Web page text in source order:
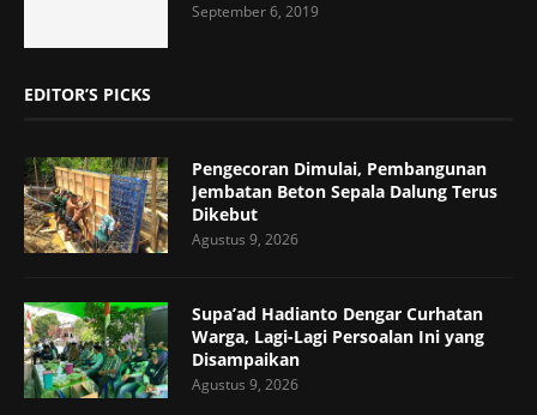
September 6, 2019
EDITOR’S PICKS
Pengecoran Dimulai, Pembangunan
Jembatan Beton Sepala Dalung Terus
Dikebut
Agustus 9, 2026
Supa’ad Hadianto Dengar Curhatan
Warga, Lagi-Lagi Persoalan Ini yang
Disampaikan
Agustus 9, 2026